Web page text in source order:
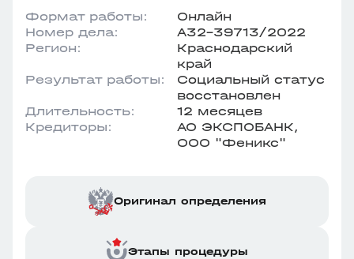
Формат работы:
Онлайн
Номер дела:
А32-39713/2022
Регион:
Краснодарский
край
Результат работы:
Социальный статус
восстановлен
Длительность:
12 месяцев
Кредиторы:
АО ЭКСПОБАНК,
ООО "Феникс"
Оригинал определения
Этапы процедуры